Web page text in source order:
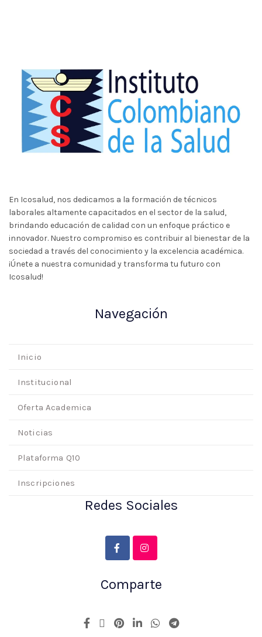
En Icosalud, nos dedicamos a la formación de técnicos
laborales altamente capacitados en el sector de la salud,
brindando educación de calidad con un enfoque práctico e
innovador. Nuestro compromiso es contribuir al bienestar de la
sociedad a través del conocimiento y la excelencia académica.
¡Únete a nuestra comunidad y transforma tu futuro con
Icosalud!
Navegación
Inicio
Institucional
Oferta Academica
Noticias
Plataforma Q10
Inscripciones
Redes Sociales
Comparte